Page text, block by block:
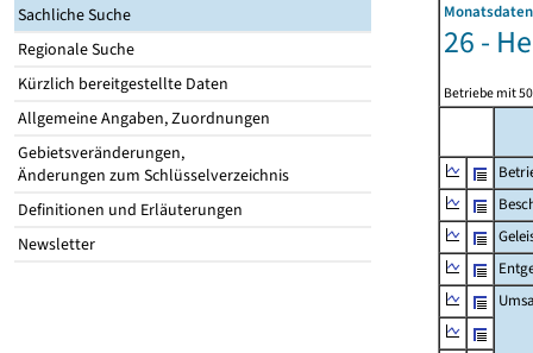
Sachliche Suche
Regionale Suche
Kürzlich bereitgestellte Daten
Allgemeine Angaben, Zuordnungen
Gebietsveränderungen,
Änderungen zum Schlüsselverzeichnis
Definitionen und Erläuterungen
Newsletter
26 -
Betriebe mit